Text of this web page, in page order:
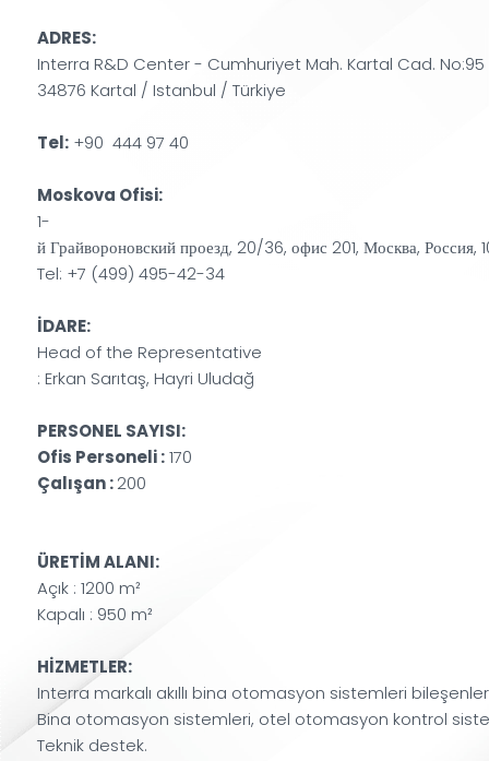
ADRES:
Interra R&D Center - Cumhuriyet Mah. Kartal Cad. No:95
34876 Kartal / Istanbul / Türkiye
Tel: +90 444 97 40
Moskova Ofisi:
1-
й Грайвороновский проезд, 20/36, офис 201, Москва, Россия,
Tel: +7 (499) 495-42-34
İDARE:
Head of the Representative
: Erkan Sarıtaş, Hayri Uludağ
PERSONEL SAYISI:
Ofis Personeli :170
Çalışan :200
ÜRETİM ALANI:
Açık : 1200 m²
Kapalı : 950 m²
HİZMETLER:
Interra markalı akıllı bina otomasyon sistemleri
Bina otomasyon sistemleri, otel otomasyon kontrol
Teknik destek.